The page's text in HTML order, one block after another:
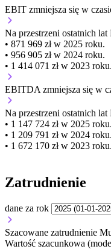
EBIT zmniejsza się w
Na przestrzeni ostatnich
• 871 969 zł w 2025 roku.
• 956 905 zł w 2024 roku.
• 1 414 071 zł w 2023 roku.
EBITDA zmniejsza się w
Na przestrzeni ostatnich
• 1 147 724 zł w 2025 roku.
• 1 209 791 zł w 2024 roku.
• 1 672 170 zł w 2023 roku.
Zatrudnienie
dane za rok
Szacowane zatrudnienie
Wartość szacunkowa